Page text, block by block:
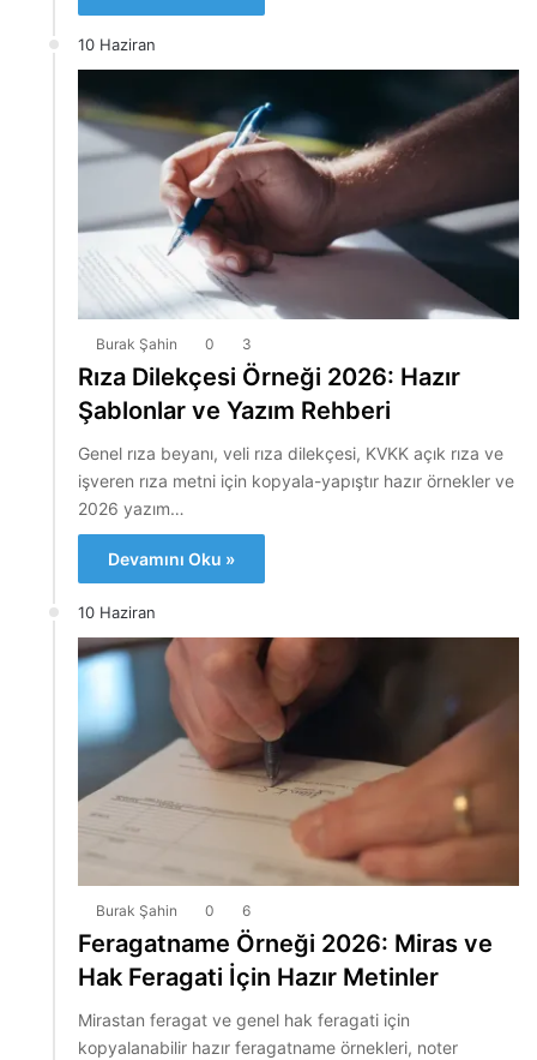
10 Haziran
Burak Şahin 0 3
Rıza Dilekçesi Örneği 2026: Hazır
Şablonlar ve Yazım Rehberi
Genel rıza beyanı, veli rıza dilekçesi, KVKK açık rıza ve
işveren rıza metni için kopyala-yapıştır hazır örnekler ve
2026 yazım…
Devamını Oku »
10 Haziran
Burak Şahin 0 6
Feragatname Örneği 2026: Miras ve
Hak Feragati İçin Hazır Metinler
Mirastan feragat ve genel hak feragati için
kopyalanabilir hazır feragatname örnekleri, noter